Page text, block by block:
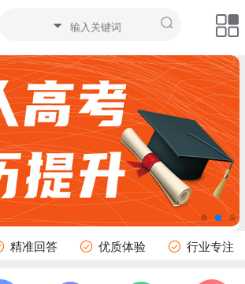
精准回答 优质体验 行业专注